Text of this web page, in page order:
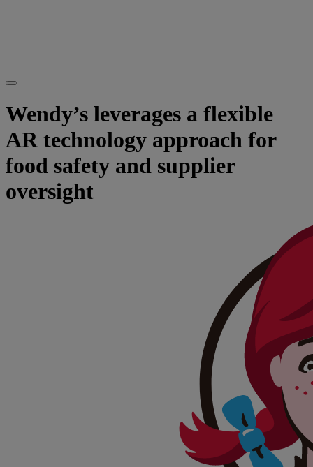
Wendy’s leverages a flexible
AR technology approach for
food safety and supplier
oversight